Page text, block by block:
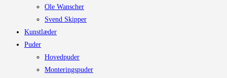
Ole Wanscher
Svend Skipper
Kunstlæder
Puder
Hovedpuder
Monteringspuder